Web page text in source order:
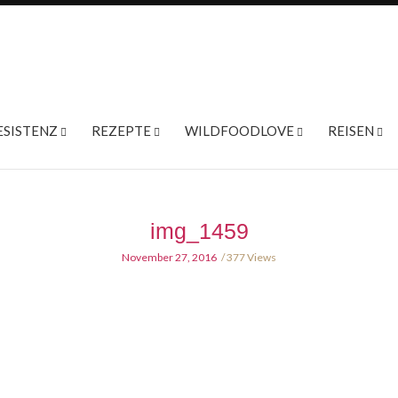
REZEPTE WILDFOODLOVE REISEN
img_1459
November 27, 2016 377 Views